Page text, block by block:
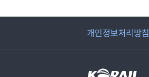
개인정보처리방침